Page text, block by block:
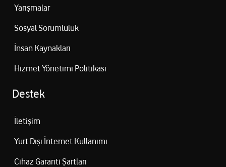
Yarışmalar
Sosyal Sorumluluk
İnsan Kaynakları
Hizmet Yönetimi Politikası
Destek
İletişim
Yurt Dışı İnternet Kullanımı
Cihaz Garanti Şartları